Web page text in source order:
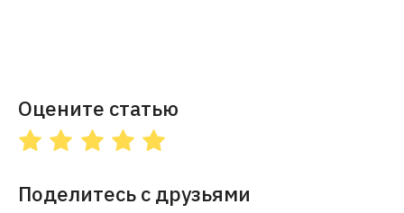
Оцените статью
Поделитесь с друзьями